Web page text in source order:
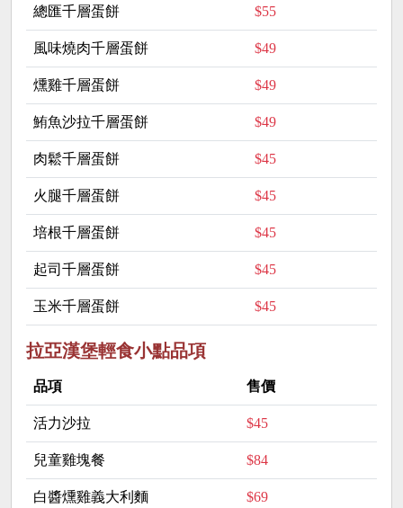
總匯千層蛋餅 $55
風味燒肉千層蛋餅 $49
燻雞千層蛋餅 $49
鮪魚沙拉千層蛋餅 $49
肉鬆千層蛋餅 $45
火腿千層蛋餅 $45
培根千層蛋餅 $45
起司千層蛋餅 $45
玉米千層蛋餅 $45
拉亞漢堡輕食小點品項
品項 售價
活力沙拉 $45
兒童雞塊餐 $84
白醬燻雞義大利麵 $69